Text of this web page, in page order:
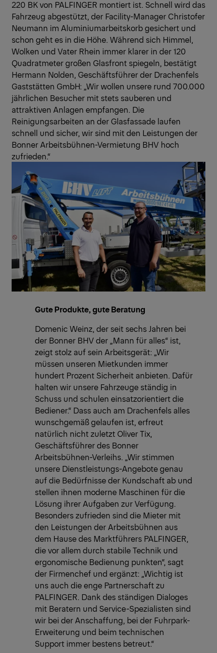
220 BKvon PALFINGER montiert ist. Schnell wird das
Fahrzeug abgestützt, der Facility-Manager Christofer
Neumann im Aluminiumarbeitskorb gesichert und
schon geht es in die Höhe. Während sich Himmel,
Wolken und Vater Rhein immer klarer in der 120
Quadratmeter großen Glasfront spiegeln, bestätigt
Hermann Nolden, Geschäftsführer der Drachenfels
Gaststätten GmbH: „Wir wollen unsere rund 700.000
jährlichen Besucher mit stets sauberen und
attraktiven Anlagen empfangen. Die
Reinigungsarbeiten an der Glasfassade laufen
schnell und sicher, wir sind mit den Leistungen der
Bonner Arbeitsbühnen-Vermietung BHV hoch
zufrieden.“
Gute Produkte, gute Beratung
Domenic Weinz, der seit sechs Jahren bei
der Bonner BHV der „Mann für alles“ ist,
zeigt stolz auf sein Arbeitsgerät: „Wir
müssen unseren Mietkunden immer
hundert Prozent Sicherheit anbieten. Dafür
halten wir unsere Fahrzeuge ständig in
Schuss und schulen einsatzorientiert die
Bediener.“ Dass auch am Drachenfels alles
wunschgemäß gelaufen ist, erfreut
natürlich nicht zuletzt Oliver Tix,
Geschäftsführer des Bonner
Arbeitsbühnen-Verleihs. „Wir stimmen
unsere Dienstleistungs-Angebote genau
auf die Bedürfnisse der Kundschaft ab und
stellen ihnen moderne Maschinen für die
Lösung ihrer Aufgaben zur Verfügung.
Besonders zufrieden sind die Mieter mit
den Leistungen der Arbeitsbühnen aus
dem Hause des Marktführers PALFINGER,
die vor allem durch stabile Technik und
ergonomische Bedienung punkten“, sagt
der Firmenchef und ergänzt: „Wichtig ist
uns auch die enge Partnerschaft zu
PALFINGER. Dank des ständigen Dialoges
mit Beratern und Service-Spezialisten sind
wir bei der Anschaffung, bei der Fuhrpark-
Erweiterung und beim technischen
Support immer bestens betreut.“